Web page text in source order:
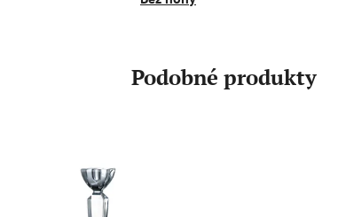
Podobné produkty